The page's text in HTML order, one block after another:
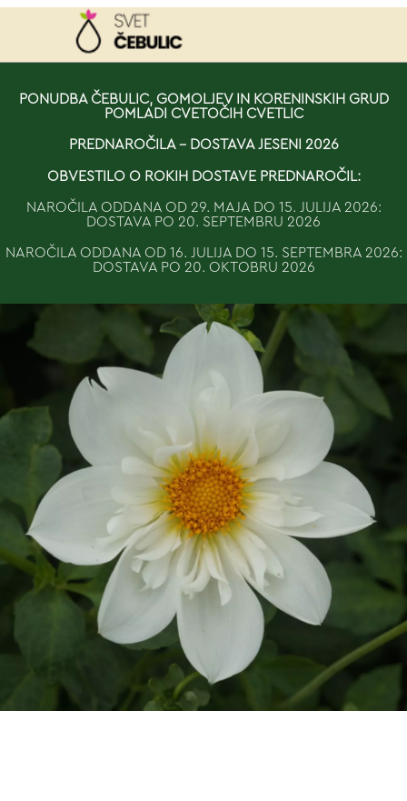
VAŠA KOŠARICA JE
PONUDBA ČEBULIC, GOMOLJEV IN KORENINSKIH GRUD
POMLADI CVETOČIH CVETLIC
PREDNAROČILA - DOSTAVA JESENI 2026
OBVESTILO O ROKIH DOSTAVE PREDNAROČIL:
NAROČILA ODDANA OD 29. MAJA DO 15. JULIJA 2026:
DOSTAVA PO 20. SEPTEMBRU 2026
NAROČILA ODDANA OD 16. JULIJA DO 15. SEPTEMBRA 2026:
DOSTAVA PO 20. OKTOBRU 2026